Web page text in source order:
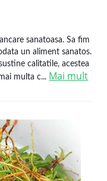
sanatoasa. Sa fim
un aliment sanatos.
calitatile, acestea
multa c... Mai mult